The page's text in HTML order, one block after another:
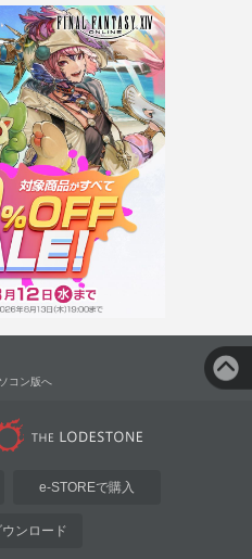
コン版へ
e-STOREで購入
ンロード